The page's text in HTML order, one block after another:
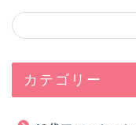
カテゴリー